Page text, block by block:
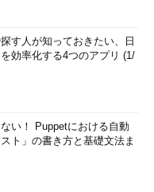
す人が知っておきたい、日
効率化する4つのアプリ (1/
い！ Puppetにおける自動
ト」の書き方と基礎文法ま